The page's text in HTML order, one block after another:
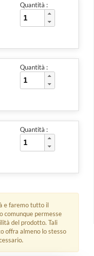
Quantità :
Quantità :
Quantità :
e faremo tutto il
comunque permesse
del prodotto. Tali
offra almeno lo stesso